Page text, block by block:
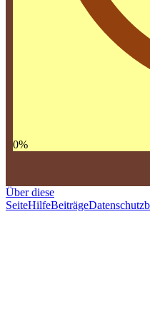
0%
Über diese
SeiteHilfeBeiträge